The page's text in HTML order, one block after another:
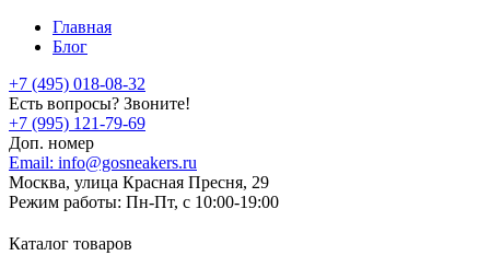
Главная
Блог
+7 (495) 018-08-32
Есть вопросы? Звоните!
+7 (995) 121-79-69
Доп. номер
Email: info@gosneakers.ru
Москва, улица Красная Пресня, 29
Режим работы: Пн-Пт, с 10:00-19:00
Каталог товаров